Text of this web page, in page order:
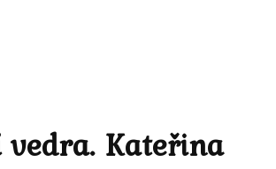
vedra. Kateřina